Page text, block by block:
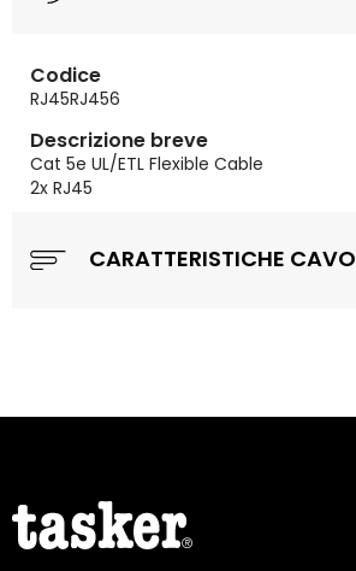
Codice
RJ45RJ456
Descrizione breve
Cat 5e UL/ETL Flexible Cable
2x RJ45
CARATTERISTICHE CAVO